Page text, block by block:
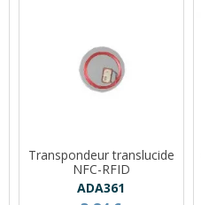
Transpondeur translucide
NFC-RFID
ADA361